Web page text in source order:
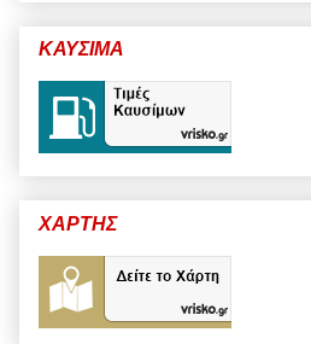
ΚΑΥΣΙΜΑ
ΧΑΡΤΗΣ